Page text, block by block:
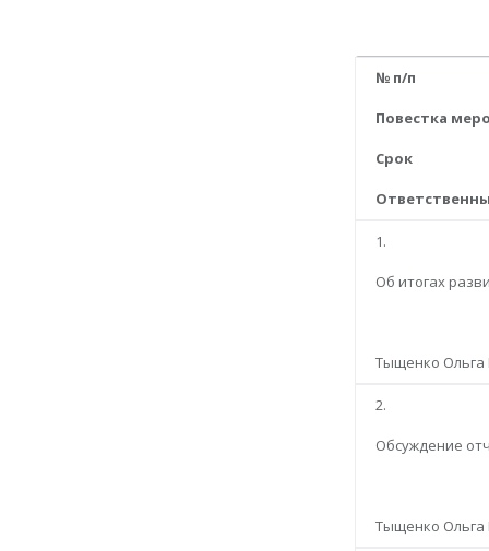
№ п/п
Повестка
Срок
1.
Об итогах
Тыщенко Ольга
2.
Обсуждение
Тыщенко Ольга